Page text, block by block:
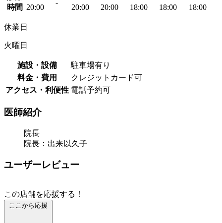
時間 20:00
-
20:00
20:00
18:00
18:00
18:00
休業日
火曜日
施設・設備
駐車場有り
料金・費用
クレジットカード可
アクセス・利便性 電話予約可
医師紹介
院長
院長：出来以久子
ユーザーレビュー
この店舗を応援する！
ここから応援